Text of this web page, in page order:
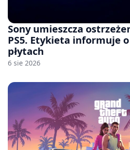
Sony umieszcza
PS5. Etykieta informuje
płytach
6 sie 2026